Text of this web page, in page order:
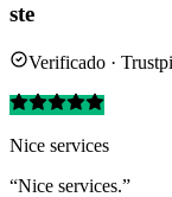
ste
Verificado ·
Nice services
“Nice services.”